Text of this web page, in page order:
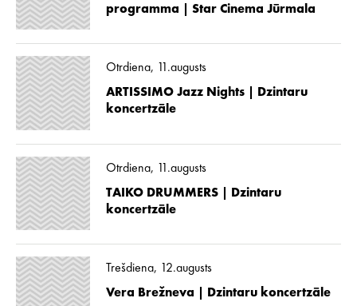
programma | Star Cinema Jūrmala
Otrdiena, 11.augusts
ARTISSIMO Jazz Nights | Dzintaru
koncertzāle
Otrdiena, 11.augusts
TAIKO DRUMMERS | Dzintaru
koncertzāle
Trešdiena, 12.augusts
Vera Brežneva | Dzintaru koncertzāle